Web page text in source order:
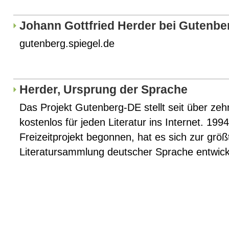
Johann Gottfried Herder bei
gutenberg.spiegel.de
Herder, Ursprung der Sprache
Das Projekt Gutenberg-DE stellt seit über
kostenlos für jeden Literatur ins Internet.
Freizeitprojekt begonnen, hat es sich zur
Literatursammlung deutscher Sprache